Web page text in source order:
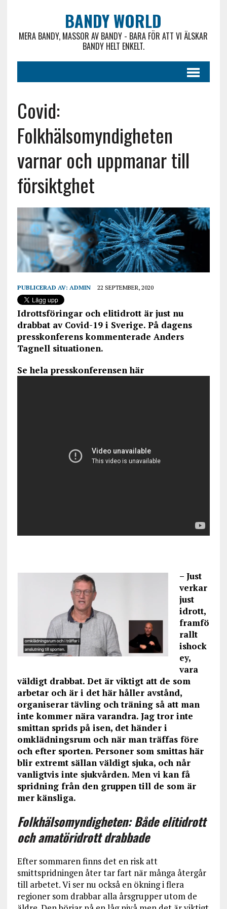
BANDY WORLD
MERA BANDY, MASSOR AV BANDY - BARA FÖR ATT VI ÄLSKAR
BANDY HELT ENKELT.
Covid:
Folkhälsomyndigheten
varnar och uppmanar till
försiktghet
PUBLICERAD AV: ADMIN 22 SEPTEMBER, 2020
Idrottsföringar och elitidrott är just nu
drabbat av Covid-19 i Sverige. På dagens
presskonferens kommenterade Anders
Tagnell situationen.
Se hela presskonferensen här
– Just
verkar
just
idrott,
framfö
rallt
ishock
ey,
vara
väldigt drabbat. Det är viktigt att de som
arbetar och är i det här håller avstånd,
organiserar tävling och träning så att man
inte kommer nära varandra. Jag tror inte
smittan sprids på isen, det händer i
omklädningsrum och när man träffas före
och efter sporten. Personer som smittas här
blir extremt sällan väldigt sjuka, och når
vanligtvis inte sjukvården. Men vi kan få
spridning från den gruppen till de som är
mer känsliga.
Folkhälsomyndigheten: Både elitidrott
och amatöridrott drabbade
Efter sommaren finns det en risk att
smittspridningen åter tar fart när många återgår
till arbetet. Vi ser nu också en ökning i flera
regioner som drabbar alla årsgrupper utom de